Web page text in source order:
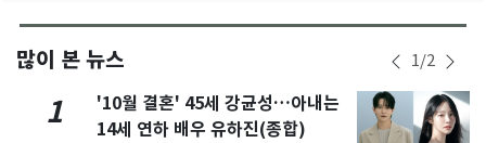
많이 본 뉴스 1/2
1
'10월 결혼' 45세 강균성…아내는
14세 연하 배우 유하진(종합)